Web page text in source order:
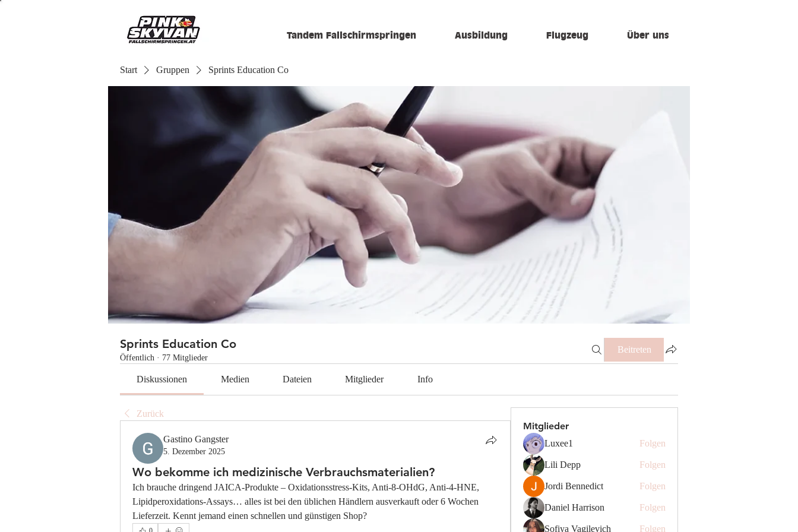
Tandem Fallschirmspringen Ausbildung Flugzeug Über uns
Start Gruppen Sprints Education Co
Sprints Education Co
Öffentlich · 77 Mitglieder
Beitreten
Diskussionen Medien Dateien Mitglieder Info
Zurück
Gastino Gangster
5. Dezember 2025
Wo bekomme ich medizinische Verbrauchsmaterialien?
Ich brauche dringend JAICA-Produkte – Oxidationsstress-Kits, Anti-8-OHdG, Anti-4-HNE,
Lipidperoxidations-Assays… alles ist bei den üblichen Händlern ausverkauft oder 6 Wochen
Lieferzeit. Kennt jemand einen schnellen und günstigen Shop?
Mitglieder
Luxee1 Folgen
Lili Depp Folgen
Jordi Bennedict Folgen
Daniel Harrison Folgen
Sofiya Vagilevich
Folgen